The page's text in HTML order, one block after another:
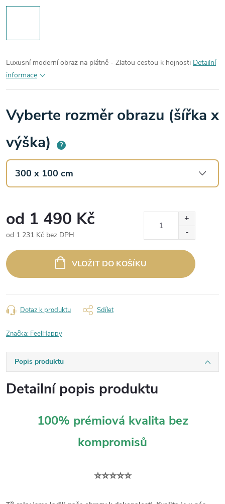
Luxusní moderní obraz na plátně - Zlatou cestou k hojnosti Detailní
informace
Vyberte rozměr obrazu (šířka x
výška)
?
od 1 490 Kč
od 1 231 Kč bez DPH
cena:
VLOŽIT DO KOŠÍKU
Dotaz k produktu Sdílet
Značka: FeelHappy
Popis produktu
Detailní popis produktu
100% prémiová kvalita bez
kompromisů
⭐⭐⭐⭐⭐